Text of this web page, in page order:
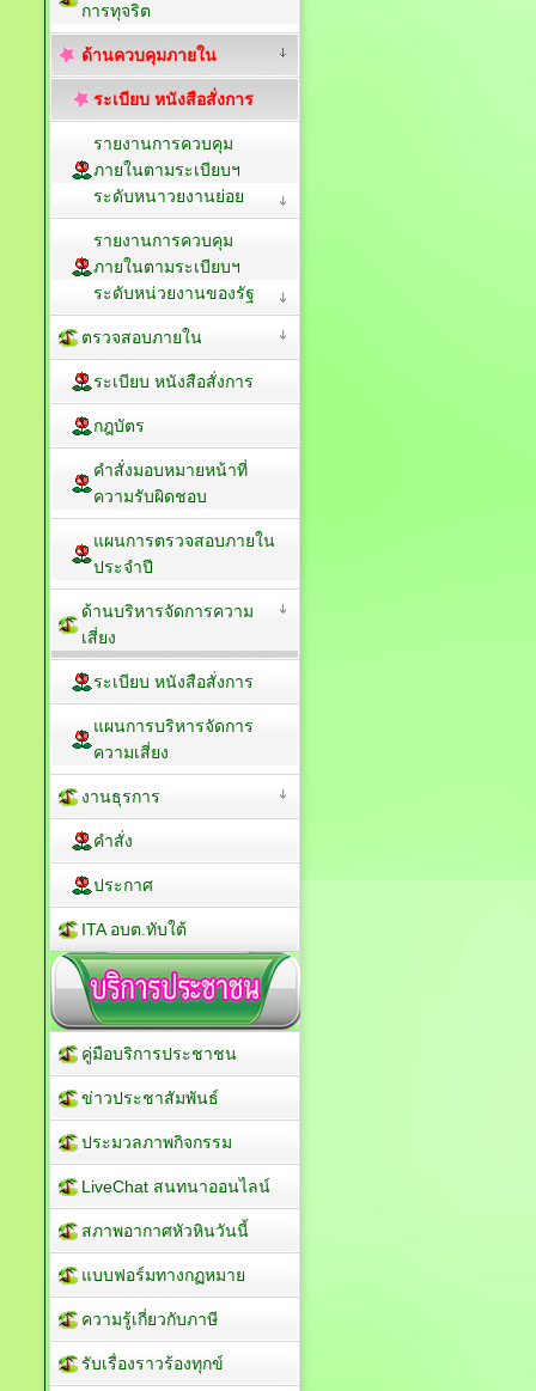
การทุจริต
ด้านควบคุมภายใน
ระเบียบ หนังสือสั่งการ
รายงานการควบคุม
ภายในตามระเบียบฯ
ระดับหนาวยงานย่อย
รายงานการควบคุม
ภายในตามระเบียบฯ
ระดับหน่วยงานของรัฐ
ตรวจสอบภายใน
ระเบียบ หนังสือสั่งการ
กฎบัตร
คำสั่งมอบหมายหน้าที่
ความรับผิดชอบ
แผนการตรวจสอบภายใน
ประจำปี
ด้านบริหารจัดการความ
เสี่ยง
ระเบียบ หนังสือสั่งการ
แผนการบริหารจัดการ
ความเสี่ยง
งานธุรการ
คำสั่ง
ประกาศ
ITA อบต.ทับใต้
คู่มือบริการประชาชน
ข่าวประชาสัมพันธ์
ประมวลภาพกิจกรรม
LiveChat สนทนาออนไลน์
สภาพอากาศหัวหินวันนี้
แบบฟอร์มทางกฏหมาย
ความรู้เกี่ยวกับภาษี
รับเรื่องราวร้องทุกข์